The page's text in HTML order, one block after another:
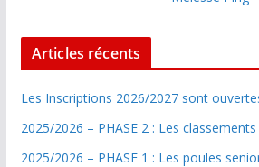
Articles récents
Les Inscriptions 2026/2027 sont
2025/2026 – PHASE 2 : Les classements
2025/2026 – PHASE 1 : Les poules